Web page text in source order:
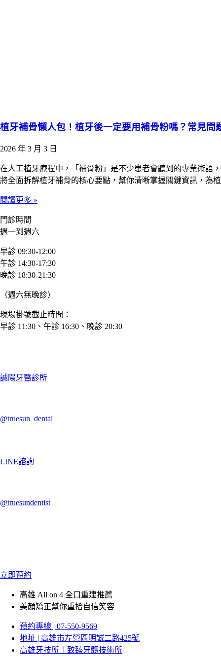
植牙補骨懶人包！植牙後一定要用補骨粉嗎？常見問
2026 年 3 月 3 日
在人工植牙療程中，「補骨粉」是不少患者會聽到的專業術語
將全面拆解植牙補骨的核心要點，幫你清晰掌握關鍵資訊，為
閱讀更多 »
門診時間
週一到週六
早診 09:30-12:00
午診 14:30-17:30
晚診 18:30-21:30
（週六無晚診）
現場掛號截止時間：
早診 11:30、午診 16:30、晚診 20:30
誠陽牙醫診所
@truesun_dental
LINE諮詢
@truesundentist
立即預約
高雄 All on 4 全口重建推薦
美顏矯正幫你重拾自信笑容
預約專線 | 07-550-9569
地址 | 高雄市左營區明誠二路425號
高雄牙技所｜致臻牙體技術所